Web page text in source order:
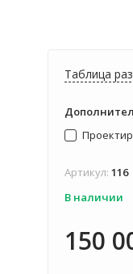
Таблица
Артикул: 116
В наличии
150